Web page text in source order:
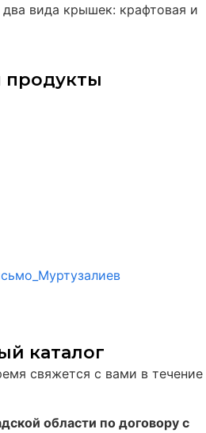
вида крышек: крафтовая и
продукты
каталог
свяжется с вами в течение
области по договору с